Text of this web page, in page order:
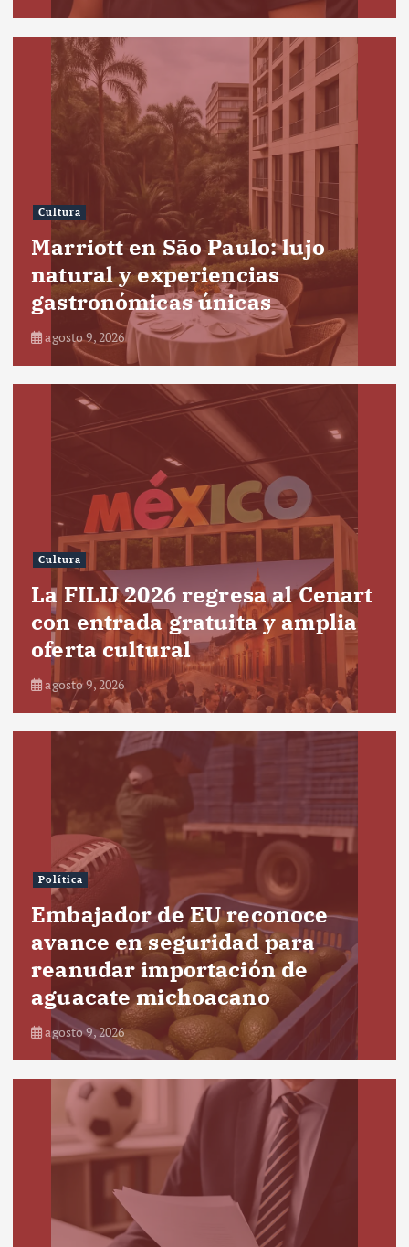
Cultura
Marriott en São Paulo: lujo
natural y experiencias
gastronómicas únicas
agosto 9, 2026
Cultura
La FILIJ 2026 regresa al Cenart
con entrada gratuita y amplia
oferta cultural
agosto 9, 2026
Política
Embajador de EU reconoce
avance en seguridad para
reanudar importación de
aguacate michoacano
agosto 9, 2026